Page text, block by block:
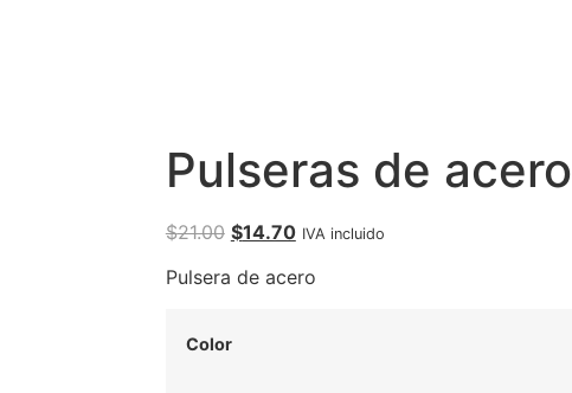
Pulseras de acero
$21.00 $14.70 IVA incluido
Pulsera de acero
Color